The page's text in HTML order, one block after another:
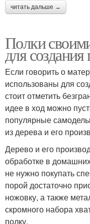
читать дальше →
Полки
для
Если говорить о
использованы для
стоит отметить
идее в ход можно
популярные
из дерева и его
Дерево и его
обработке в
не нужно покупать
порой достаточно
ножовку, а также
скромного набора
полку.